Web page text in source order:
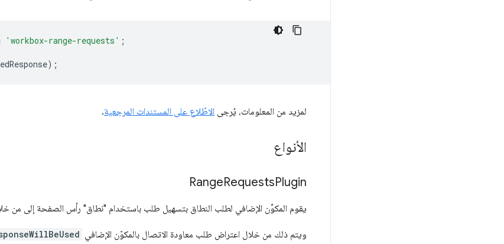
'workbox-range-requests' ;
);
لمزيد من المعلومات، يُرجى الاطّلاع على المستندات المرجعية.
الأنواع
RangeRequestsPlugin
يقوم المكوِّن الإضافي لطلب النطاق بتسهيل طلب باستخدام "نطاق" رأس الصفحة إلى من
ويتم ذلك من خلال اعتراض طلب معاودة الاتصال بالمكوّن الإضافي